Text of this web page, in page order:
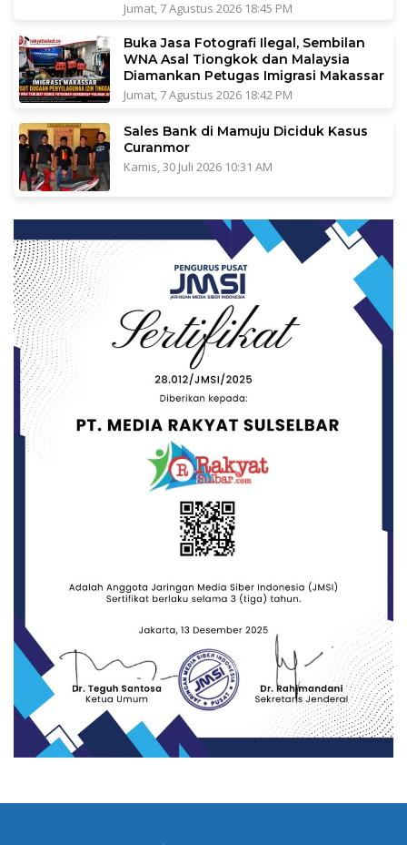
Jumat, 7 Agustus 2026 18:45 PM
Buka Jasa Fotografi Ilegal, Sembilan
WNA Asal Tiongkok dan Malaysia
Diamankan Petugas Imigrasi Makassar
Jumat, 7 Agustus 2026 18:42 PM
Sales Bank di Mamuju Diciduk Kasus
Curanmor
Kamis, 30 Juli 2026 10:31 AM